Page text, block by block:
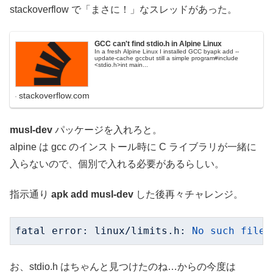
stackoverflow で「まさに！」なスレッドがあった。
GCC can't find stdio.h in Alpine Linux
In a fresh Alpine Linux I installed GCC byapk add --
update-cache gccbut still a simple program#include
<stdio.h>int main...
stackoverflow.com
musl-dev パッケージを入れろと。
alpine は gcc のインストール時に C ライブラリが一緒に
入らないので、個別で入れる必要があるらしい。
指示通り apk add musl-dev した後再々チャレンジ。
fatal error: linux/limits.h: No such file
お、stdio.h はちゃんと見つけたのね…からの今度は